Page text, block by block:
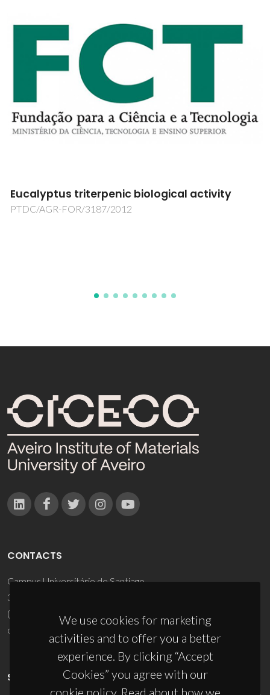
Eucalyptus triterpenic biological activity
PTDC/AGR-FOR/3187/2012
We use cookies for marketing
activities and to offer you a better
experience. By clicking “Accept
Cookies” you agree with our
cookie policy. Read about how we
CONTACTS
Campus Universitário de Santiago
3810-193 Aveiro - Portugal
(+351) 234 370 200
ciceco@ua.pt
SPONSORS